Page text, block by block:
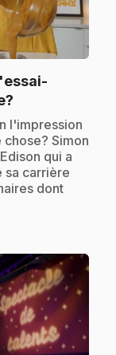
l'impression
Simon
qui a
sa carrière
dont